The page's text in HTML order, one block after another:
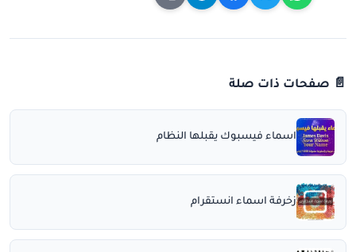
📄 صفحات ذات صلة
اسماء فيسبوك يقبلها النظام
زخرفة اسماء انستقرام